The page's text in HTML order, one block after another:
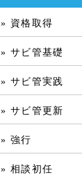
» 資格取得
» サビ管基礎
» サビ管実践
» サビ管更新
» 強行
» 相談初任